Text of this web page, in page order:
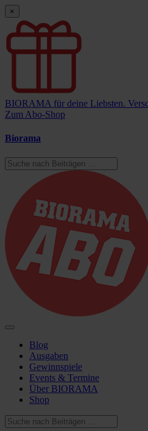
×
BIORAMA für deine Liebsten.
Zum Abo-Shop
Biorama
Blog
Ausgaben
Gewinnspiele
Events & Termine
Über BIORAMA
Shop